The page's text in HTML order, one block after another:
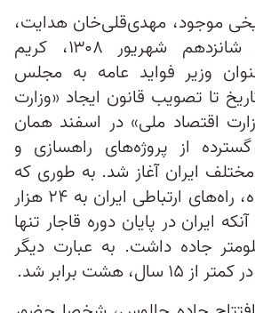
موجود، مهدی‌قلی‌خان هدایت،
نخست‌وزیر وقت، شانزدهم شهریور ۱۳۰۸، کریم
وزیر فواید عامه به مجلس
تا تصویب قانون ایجاد «وزارت
اقتصاد ملی» در اسفند همان
از پروژه‌های راهسازی و
ایران آغاز شد. به‌ طوری‌ که
تا پایان دوره رضاشاه، راه‌های ارتباطی ایران به ۲۴ هزار
ایران در پایان دوره قاجار تنها
جاده داشت. به عبارت دیگر
هشت برابر شد.